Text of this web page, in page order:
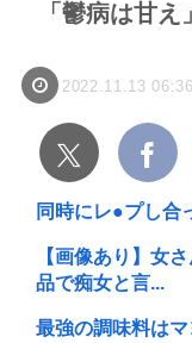
「鬱病は甘
2022.11.13 06:36
同時にレ●プし合
【画像あり】女
品で痴女と言...
最強の調味料は